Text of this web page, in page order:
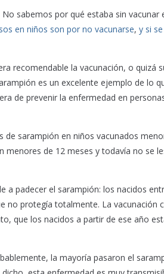
sabemos por qué estaba sin vacunar
en niños son por no vacunarse, y si
recomendable la vacunación, o quizá
es un excelente ejemplo de lo
de prevenir la enfermedad en
de sarampión en niños vacunados
de 12 meses y todavía no se
a padecer el sarampión: los nacidos
no protegía totalmente. La vacunación
que los nacidos a partir de ese año
la mayoría pasaron el